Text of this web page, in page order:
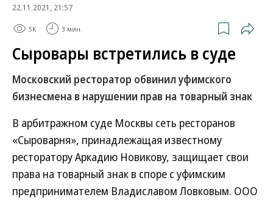
22.11.2021, 21:57
5K 3 мин.
Сыровары встретились в суде
Московский ресторатор обвинил уфимского
бизнесмена в нарушении прав на товарный знак
В арбитражном суде Москвы сеть ресторанов
«Сыроварня», принадлежащая известному
ресторатору Аркадию Новикову, защищает свои
права на товарный знак в споре с уфимским
предпринимателем Владиславом Ловковым. ООО